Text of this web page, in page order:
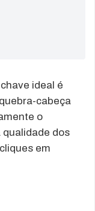
ideal é
cabeça
o
dos
em